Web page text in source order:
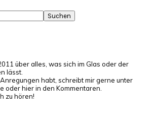
über alles, was sich im Glas oder der
lässt.
habt, schreibt mir gerne unter
oder hier in den Kommentaren.
zu hören!